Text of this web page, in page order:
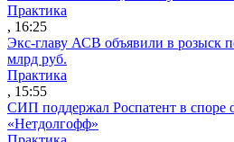
Практика
, 16:25
Экс-главу АСВ объявили в розыск
млрд руб.
Практика
, 15:55
СИП поддержал Роспатент в споре
«Нетдолгофф»